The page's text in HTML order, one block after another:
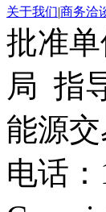
关于我们|商务洽
批准
局 指
能源
电话：